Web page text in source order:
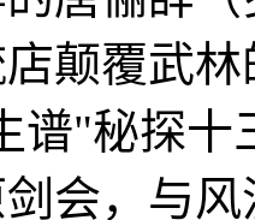
颠覆武
谱"秘探十
会，与